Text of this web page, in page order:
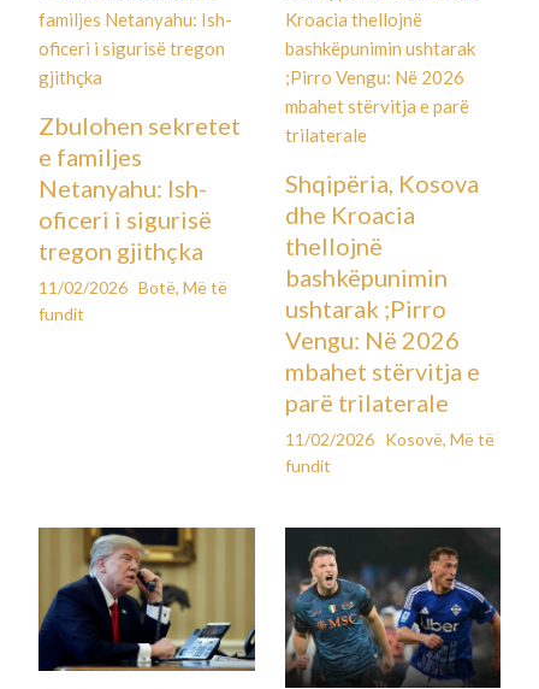
Zbulohen sekretet
e familjes
Netanyahu: Ish-
oficeri i sigurisë
tregon gjithçka
11/02/2026 Botë,Më të
fundit
Shqipëria, Kosova
dhe Kroacia
thellojnë
bashkëpunimin
ushtarak ;Pirro
Vengu: Në 2026
mbahet stërvitja e
parë trilaterale
11/02/2026 Kosovë, Më të
fundit